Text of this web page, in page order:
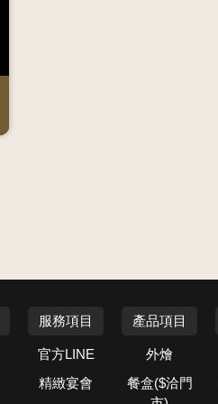
服務項目
官方LINE
精緻宴會
產品項目
外燴
餐盒($洽門